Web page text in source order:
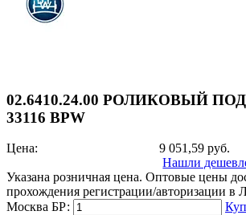
02.6410.24.00 РОЛИКОВЫЙ
33116 BPW
Цена: 9 051,59руб.
Нашли
Указана розничная цена. Оптовые цены
прохождения регистрации/авторизации в
Москва БР: